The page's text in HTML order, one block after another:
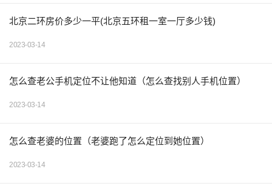
北京二环房价多少一平(北京五环租一室一厅多少钱)
2023-03-14
怎么查老公手机定位不让他知道（怎么查找别人手机位置）
2023-03-14
怎么查老婆的位置（老婆跑了怎么定位到她位置）
2023-03-14